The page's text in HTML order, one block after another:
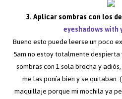
3. Aplicar sombras con los
eyeshadows with
Bueno esto puede leerse un poco
5am no estoy totalmente
sombras con 1 sola brocha y
me las ponía bien y se quitaban
maquillaje porque mi mochila ya